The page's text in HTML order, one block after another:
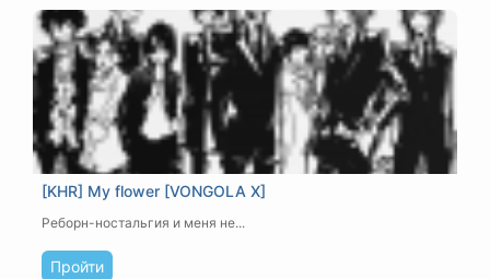
[KHR] My flower [VONGOLA X]
Реборн-ностальгия и меня не...
Пройти